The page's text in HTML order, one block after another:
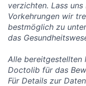
verzichten. Lass
Vorkehrungen wir
bestmöglich zu
das
Alle bereitgestellten
Doctolib für das
Für Details zur